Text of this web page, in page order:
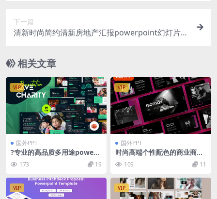
下一篇
清新时尚简约清新房地产汇报powerpoint幻灯片演
相关文章
VIP
国外PPT
?专业的高品质多用途powerp
oint幻灯片演示模板（pptx）
173 19
VIP
国外PPT
时尚高端个性配色的商业商务
质感powerpoint幻灯片演示
模板（pptx）
109 11
VIP VIP